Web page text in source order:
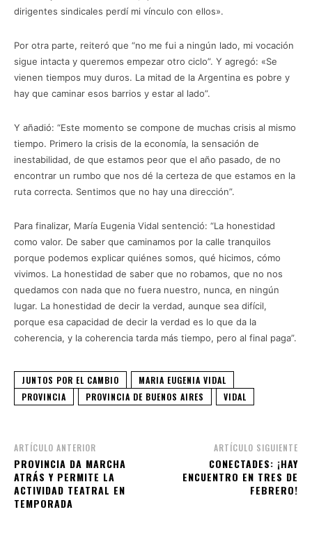
dirigentes sindicales perdí mi vínculo con ellos».
Por otra parte, reiteró que “no me fui a ningún lado, mi vocación
sigue intacta y queremos empezar otro ciclo”. Y agregó: «Se
vienen tiempos muy duros. La mitad de la Argentina es pobre y
hay que caminar esos barrios y estar al lado”.
Y añadió: “Este momento se compone de muchas crisis al mismo
tiempo. Primero la crisis de la economía, la sensación de
inestabilidad, de que estamos peor que el año pasado, de no
encontrar un rumbo que nos dé la certeza de que estamos en la
ruta correcta. Sentimos que no hay una dirección”.
Para finalizar, María Eugenia Vidal sentenció: “La honestidad
como valor. De saber que caminamos por la calle tranquilos
porque podemos explicar quiénes somos, qué hicimos, cómo
vivimos. La honestidad de saber que no robamos, que no nos
quedamos con nada que no fuera nuestro, nunca, en ningún
lugar. La honestidad de decir la verdad, aunque sea difícil,
porque esa capacidad de decir la verdad es lo que da la
coherencia, y la coherencia tarda más tiempo, pero al final paga”.
JUNTOS POR EL CAMBIO
MARIA EUGENIA VIDAL
PROVINCIA
PROVINCIA DE BUENOS AIRES VIDAL
ARTÍCULO ANTERIOR
PROVINCIA DA MARCHA
ATRÁS Y PERMITE LA
ACTIVIDAD TEATRAL EN
TEMPORADA
ARTÍCULO SIGUIENTE
CONECTADES: ¡HAY
ENCUENTRO EN TRES DE
FEBRERO!